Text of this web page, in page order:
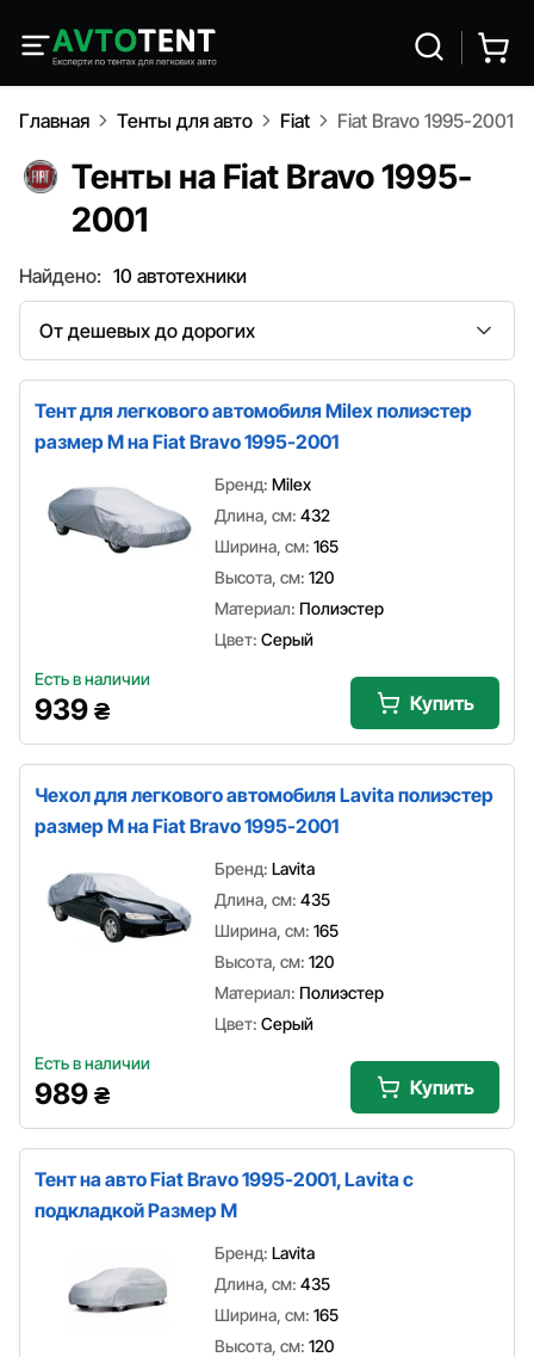
Главная Тенты для авто Fiat Fiat Bravo 1995-2001
Тенты на Fiat Bravo 1995-
2001
Найдено: 10 автотехники
Сортировка
Тент для легкового автомобиля Milex полиэстер
размер M на Fiat Bravo 1995-2001
Бренд: Milex
Длина, см: 432
Ширина, см: 165
Высота, см: 120
Материал: Полиэстер
Цвет: Серый
Есть в наличии
939 ₴ Купить
Чехол для легкового автомобиля Lavita полиэстер
размер M на Fiat Bravo 1995-2001
Бренд: Lavita
Длина, см: 435
Ширина, см: 165
Высота, см: 120
Материал: Полиэстер
Цвет: Серый
Есть в наличии
989 ₴ Купить
Тент на авто Fiat Bravo 1995-2001, Lavita с
подкладкой Размер M
Бренд: Lavita
Длина, см: 435
Ширина, см: 165
Высота, см: 120